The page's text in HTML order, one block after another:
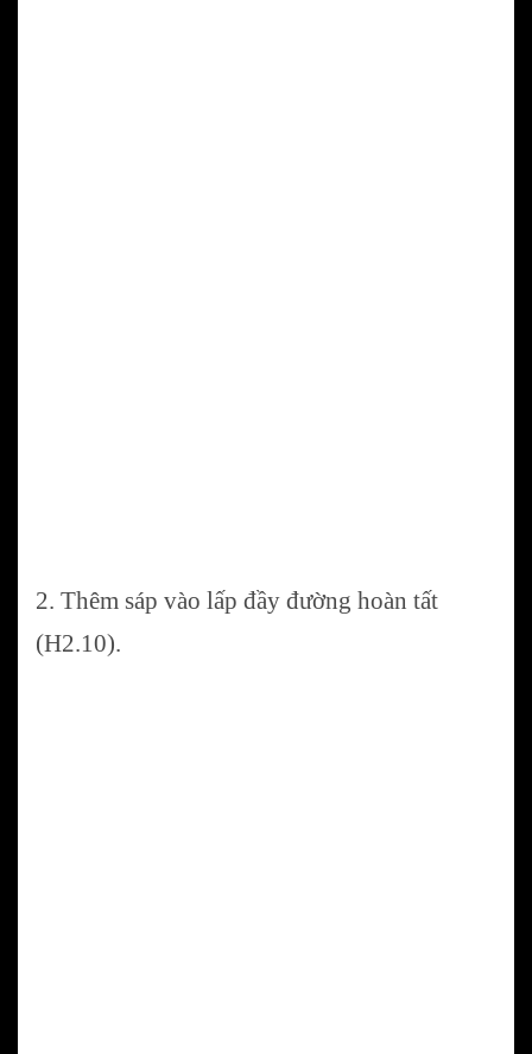
2. Thêm sáp vào lấp đầy đường hoàn tất
(H2.10).